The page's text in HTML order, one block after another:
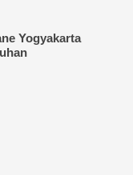
Yogyakarta